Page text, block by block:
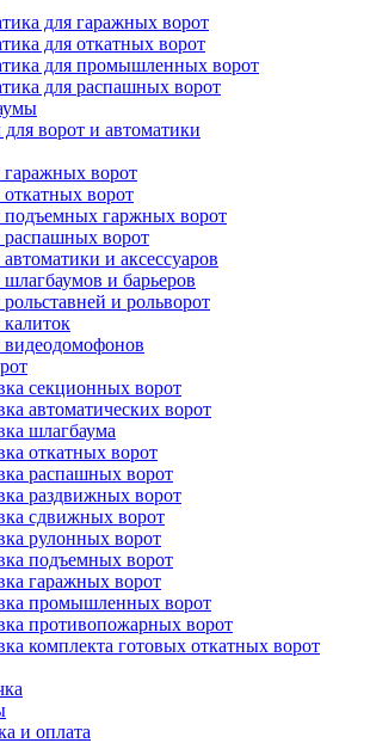
для гаражных ворот
для откатных ворот
для промышленных ворот
для распашных ворот
ворот и автоматики
ворот
ворот
подъемных гаржных ворот
распашных ворот
и аксессуаров
и барьеров
и рольворот
видеодомофонов
секционных ворот
автоматических ворот
шлагбаума
откатных ворот
распашных ворот
раздвижных ворот
сдвижных ворот
рулонных ворот
подъемных ворот
гаражных ворот
промышленных ворот
противопожарных ворот
комплекта готовых откатных ворот
и оплата